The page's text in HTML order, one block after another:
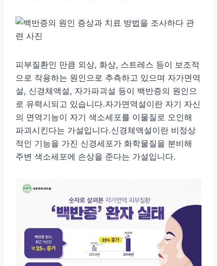
피부질환인 만큼 외상, 화상, 스트레스 등이 보조적
으로 작용하는 원인으로 추측하고 있으며 자가면역
설, 신경체액설, 자가파괴설 등이 백반증의 원인으
로 유력시되고 있습니다.자가면역설이란 자기 자신
의 면역기능이 자기 색소세포를 이물질로 오인해
파괴시킨다는 가설입니다.신경체액설이란 비정상
적인 기능을 가진 신경세포가 화학물질을 분비해
주변 색소세포에 손상을 준다는 가설입니다.